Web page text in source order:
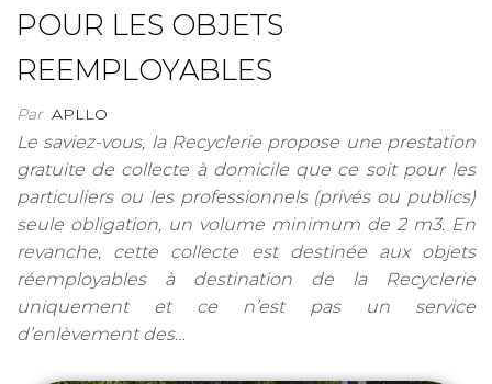
POUR LES OBJETS
REEMPLOYABLES
Par APLLO
Le saviez-vous, la Recyclerie propose une prestation
gratuite de collecte à domicile que ce soit pour les
particuliers ou les professionnels (privés ou publics)
seule obligation, un volume minimum de 2 m3. En
revanche, cette collecte est destinée aux objets
réemployables à destination de la Recyclerie
uniquement et ce n’est pas un service
d’enlèvement des…